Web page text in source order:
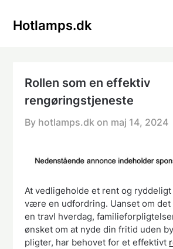
Hotlamps.dk
Rollen som en effektiv
rengøringstjeneste
By hotlamps.dk on maj 14, 2024
At vedligeholde et rent og
være en udfordring. Uanset om det
en travl hverdag,
ønsket om at nyde din fritid uden
pligter, har behovet for et effektivt